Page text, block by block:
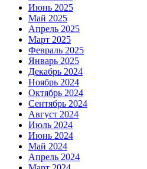
Июнь 2025
Май 2025
Апрель 2025
Март 2025
Февраль 2025
Январь 2025
Декабрь 2024
Ноябрь 2024
Октябрь 2024
Сентябрь 2024
Август 2024
Июль 2024
Июнь 2024
Май 2024
Апрель 2024